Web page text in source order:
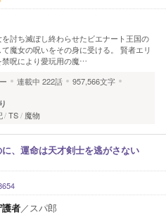
討ち滅ぼし終わらせたビエナート王国の
魔女の呪いをその身に受ける。 賢者エリ
禁呪により愛玩用の魔…
連載中 222話
957,566文字
TS 魔物
、運命は天才剣士を逃がさない
者／スパ郎